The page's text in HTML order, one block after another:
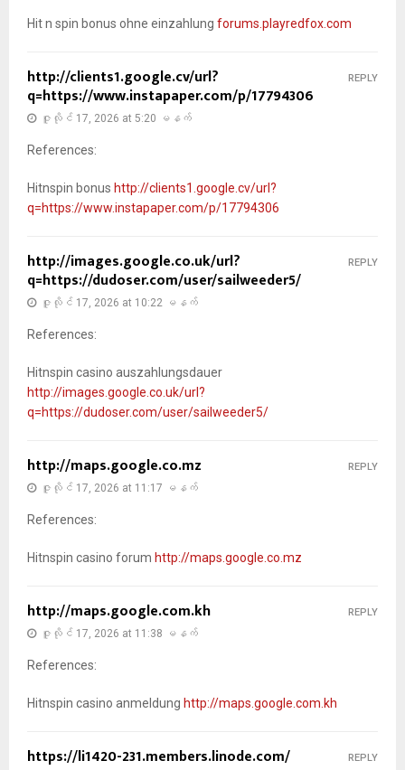
Hit n spin bonus ohne einzahlung forums.playredfox.com
http://clients1.google.cv/url?
q=https://www.instapaper.com/p/17794306
ဇူလိုင် 17, 2026 at 5:20 မနက်
References:
Hitnspin bonus http://clients1.google.cv/url?
q=https://www.instapaper.com/p/17794306
REPLY
http://images.google.co.uk/url?
q=https://dudoser.com/user/sailweeder5/
ဇူလိုင် 17, 2026 at 10:22 မနက်
References:
Hitnspin casino auszahlungsdauer
http://images.google.co.uk/url?
q=https://dudoser.com/user/sailweeder5/
REPLY
http://maps.google.co.mz
ဇူလိုင် 17, 2026 at 11:17 မနက်
References:
Hitnspin casino forum http://maps.google.co.mz
REPLY
http://maps.google.com.kh
ဇူလိုင် 17, 2026 at 11:38 မနက်
References:
Hitnspin casino anmeldung http://maps.google.com.kh
REPLY
https://li1420-231.members.linode.com/ REPLY